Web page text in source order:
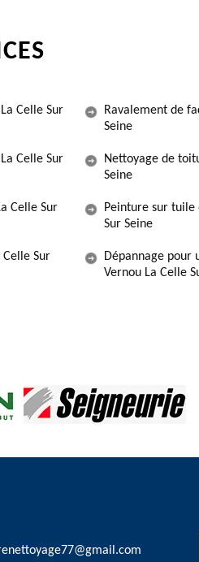
Celle Sur
Celle Sur
Celle Sur
Sur
Ravalement de
Seine
Nettoyage de
Seine
Peinture sur
Sur Seine
Dépannage
Vernou La Celle